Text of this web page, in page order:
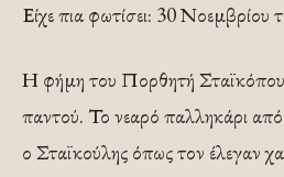
Είχε πια φωτίσει: 30 Νοεμβρίου
Η φήμη του Πορθητή
παντού. Το νεαρό παλληκάρι
ο Σταϊκούλης όπως τον έλεγαν